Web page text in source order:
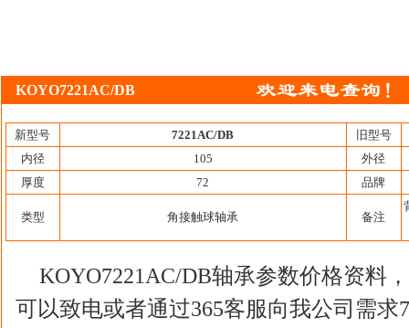
KOYO7221AC/DB
新型号 7221AC/DB
旧型号
内径
105
外径
厚度
72 品牌
类型 角接触球轴承 备注
KOYO7221AC/DB轴承参数价格资料
可以致电或者通过365客服向我公司需求